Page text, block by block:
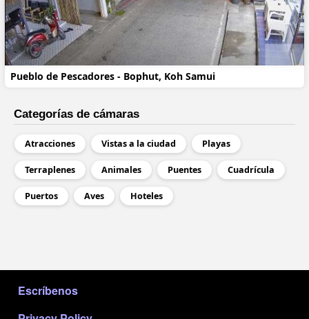
Pueblo de Pescadores - Bophut, Koh Samui
Categorías de cámaras
Atracciones Vistas a la ciudad Playas
Terraplenes Animales Puentes Cuadrícula
Puertos Aves Hoteles
МЕНЮ В ПОДВАЛЕ
Escríbenos